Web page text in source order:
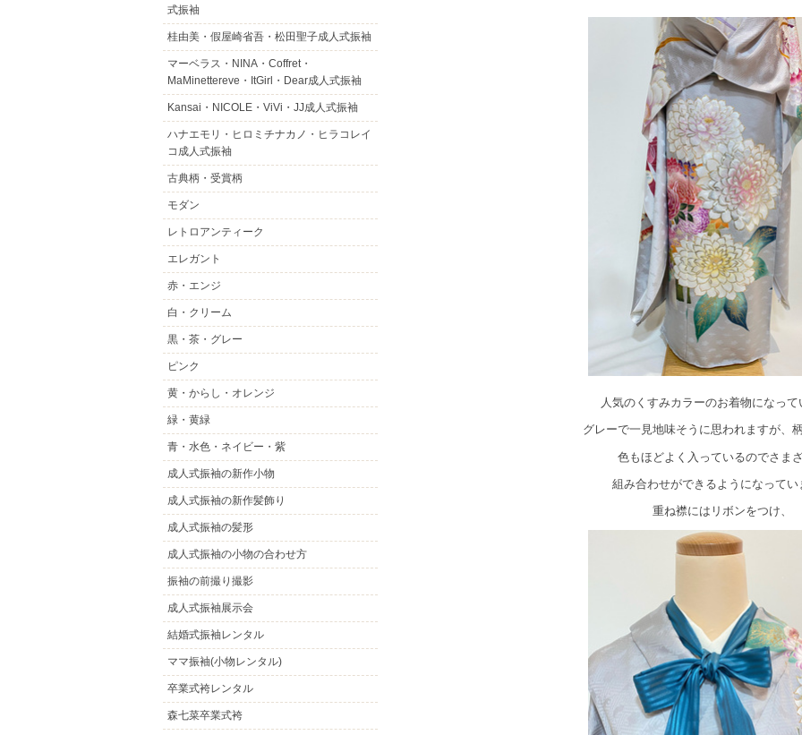
人気のくすみカラーのお着物になって
グレーで一見地味そうに思われますが、
色もほどよく入っているのでさま
組み合わせができるようになってい
重ね襟にはリボンをつけ、
式振袖
桂由美・假屋崎省吾・松田聖子成人式振袖
マーベラス・NINA・Coffret・
MaMinettereve・ItGirl・Dear成人式振袖
Kansai・NICOLE・ViVi・JJ成人式振袖
ハナエモリ・ヒロミチナカノ・ヒラコレイ
コ成人式振袖
古典柄・受賞柄
モダン
レトロアンティーク
エレガント
赤・エンジ
白・クリーム
黒・茶・グレー
ピンク
黄・からし・オレンジ
緑・黄緑
青・水色・ネイビー・紫
成人式振袖の新作小物
成人式振袖の新作髪飾り
成人式振袖の髪形
成人式振袖の小物の合わせ方
振袖の前撮り撮影
成人式振袖展示会
結婚式振袖レンタル
ママ振袖(小物レンタル)
卒業式袴レンタル
森七菜卒業式袴